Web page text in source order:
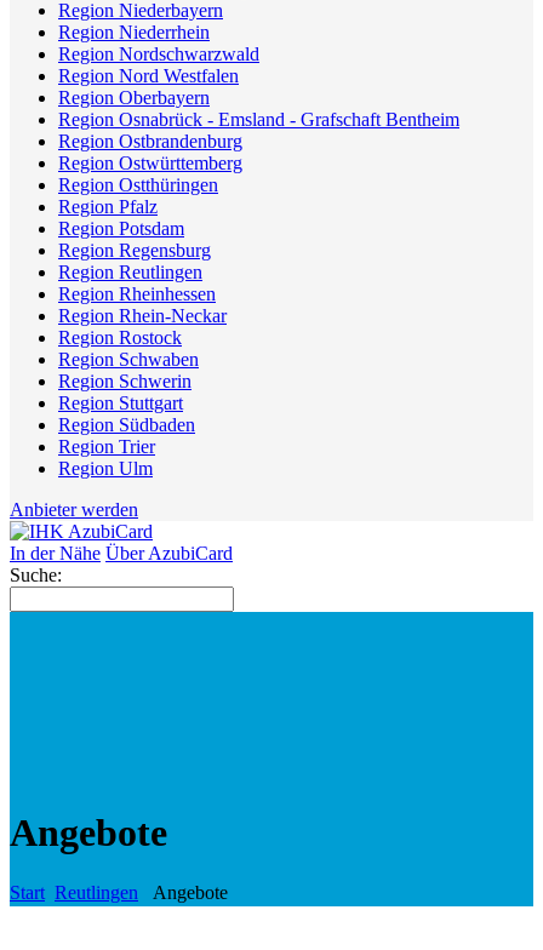
Region Niederbayern
Region Niederrhein
Region Nordschwarzwald
Region Nord Westfalen
Region Oberbayern
Region Osnabrück - Emsland - Grafschaft Bentheim
Region Ostbrandenburg
Region Ostwürttemberg
Region Ostthüringen
Region Pfalz
Region Potsdam
Region Regensburg
Region Reutlingen
Region Rheinhessen
Region Rhein-Neckar
Region Rostock
Region Schwaben
Region Schwerin
Region Stuttgart
Region Südbaden
Region Trier
Region Ulm
Anbieter werden
In der Nähe Über AzubiCard
Suche:
Angebote
Start Reutlingen Angebote